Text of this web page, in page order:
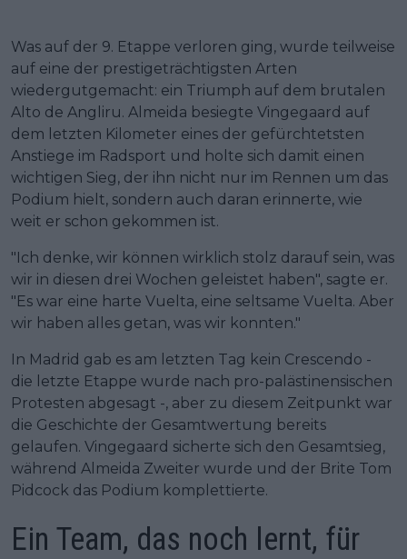
Was auf der 9. Etappe verloren ging, wurde teilweise
auf eine der prestigeträchtigsten Arten
wiedergutgemacht: ein Triumph auf dem brutalen
Alto de Angliru. Almeida besiegte Vingegaard auf
dem letzten Kilometer eines der gefürchtetsten
Anstiege im Radsport und holte sich damit einen
wichtigen Sieg, der ihn nicht nur im Rennen um das
Podium hielt, sondern auch daran erinnerte, wie
weit er schon gekommen ist.
"Ich denke, wir können wirklich stolz darauf sein, was
wir in diesen drei Wochen geleistet haben", sagte er.
"Es war eine harte Vuelta, eine seltsame Vuelta. Aber
wir haben alles getan, was wir konnten."
In Madrid gab es am letzten Tag kein Crescendo -
die letzte Etappe wurde nach pro-palästinensischen
Protesten abgesagt -, aber zu diesem Zeitpunkt war
die Geschichte der Gesamtwertung bereits
gelaufen. Vingegaard sicherte sich den Gesamtsieg,
während Almeida Zweiter wurde und der Brite Tom
Pidcock das Podium komplettierte.
Ein Team, das noch lernt, für